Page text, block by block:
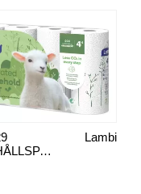
HUSHÅLLSPAPPER LAMBI
Lambi